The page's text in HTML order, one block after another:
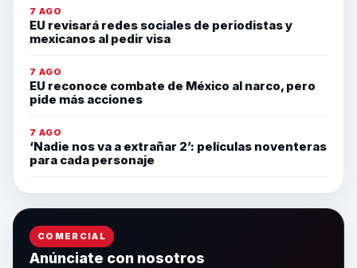
7 AGO
EU revisará redes sociales de periodistas y
mexicanos al pedir visa
7 AGO
EU reconoce combate de México al narco, pero
pide más acciones
7 AGO
‘Nadie nos va a extrañar 2’: películas noventeras
para cada personaje
COMERCIAL
Anúnciate con nosotros